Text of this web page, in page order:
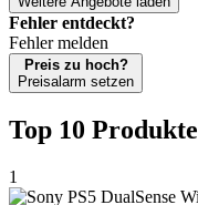
Fehler entdeckt?
Fehler melden
Preis zu hoch?
Preisalarm setzen
Top 10 Produkte
1